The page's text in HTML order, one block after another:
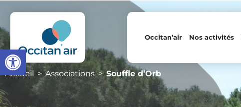
Occitan’air Nos activités
Accueil Associations Souffle d’Orb
Ouvrir la barre d’outils